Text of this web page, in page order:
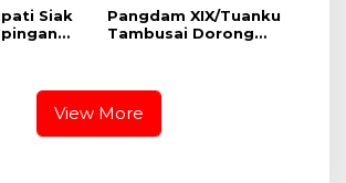
Siak
Pangdam XIX/Tuanku
Tambusai Dorong
View More